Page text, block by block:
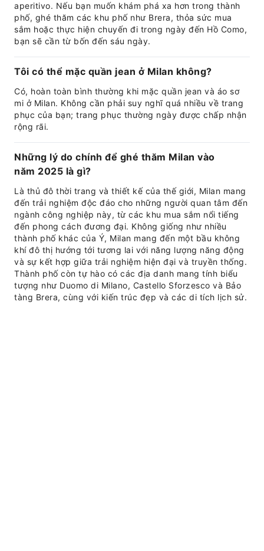
aperitivo. Nếu bạn muốn khám phá xa hơn trong thành
phố, ghé thăm các khu phố như Brera, thỏa sức mua
sắm hoặc thực hiện chuyến đi trong ngày đến Hồ Como,
bạn sẽ cần từ bốn đến sáu ngày.
Tôi có thể mặc quần jean ở Milan không?
Có, hoàn toàn bình thường khi mặc quần jean và áo sơ
mi ở Milan. Không cần phải suy nghĩ quá nhiều về trang
phục của bạn; trang phục thường ngày được chấp nhận
rộng rãi.
Những lý do chính để ghé thăm Milan vào
năm 2025 là gì?
Là thủ đô thời trang và thiết kế của thế giới, Milan mang
đến trải nghiệm độc đáo cho những người quan tâm đến
ngành công nghiệp này, từ các khu mua sắm nổi tiếng
đến phong cách đương đại. Không giống như nhiều
thành phố khác của Ý, Milan mang đến một bầu không
khí đô thị hướng tới tương lai với năng lượng năng động
và sự kết hợp giữa trải nghiệm hiện đại và truyền thống.
Thành phố còn tự hào có các địa danh mang tính biểu
tượng như Duomo di Milano, Castello Sforzesco và Bảo
tàng Brera, cùng với kiến trúc đẹp và các di tích lịch sử.